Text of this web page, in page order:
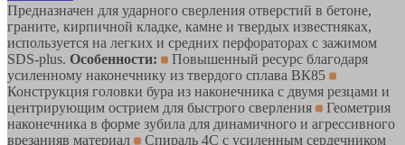
Предназначен для ударного сверления отверстий в бетоне,
граните, кирпичной кладке, камне и твердых известняках,
используется на легких и средних перфораторах с зажимом
SDS-plus. Особенности:
Повышенный ресурс благодаря
усиленному наконечнику из твердого сплава ВК85
Конструкция головки бура из наконечника с двумя резцами и
центрирующим острием для быстрого сверления
Геометрия
наконечника в форме зубила для динамичного и агрессивного
врезанияв материал
Спираль 4С с усиленным сердечником